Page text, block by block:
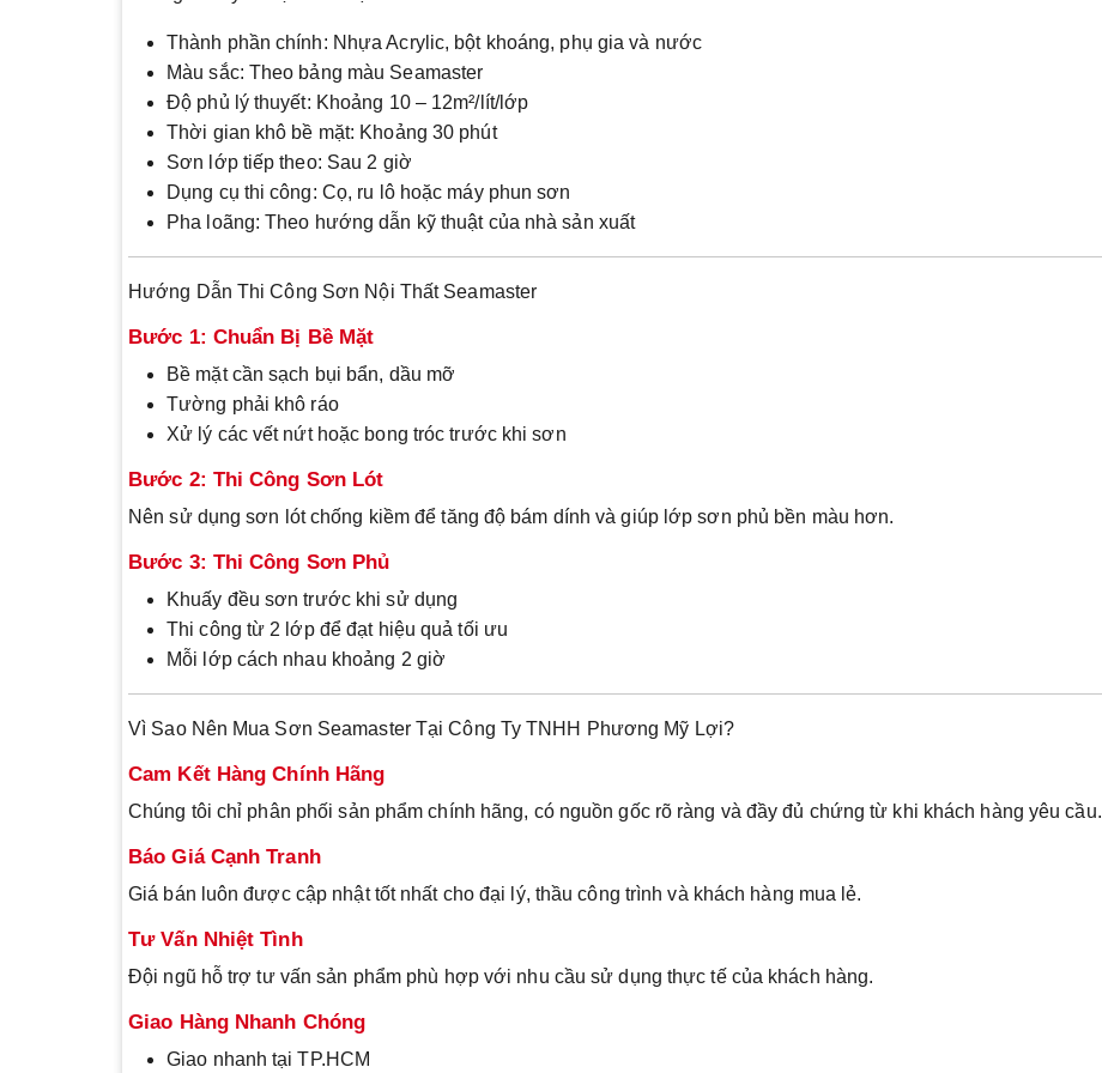
Thành phần chính: Nhựa Acrylic, bột khoáng, phụ gia và nước
Màu sắc: Theo bảng màu Seamaster
Độ phủ lý thuyết: Khoảng 10 – 12m²/lít/lớp
Thời gian khô bề mặt: Khoảng 30 phút
Sơn lớp tiếp theo: Sau 2 giờ
Dụng cụ thi công: Cọ, ru lô hoặc máy phun sơn
Pha loãng: Theo hướng dẫn kỹ thuật của nhà sản xuất
Hướng Dẫn Thi Công Sơn Nội Thất Seamaster
Bước 1: Chuẩn Bị Bề Mặt
Bề mặt cần sạch bụi bẩn, dầu mỡ
Tường phải khô ráo
Xử lý các vết nứt hoặc bong tróc trước khi sơn
Bước 2: Thi Công Sơn Lót
Nên sử dụng sơn lót chống kiềm để tăng độ bám dính và giúp lớp sơn phủ bền màu hơn.
Bước 3: Thi Công Sơn Phủ
Khuấy đều sơn trước khi sử dụng
Thi công từ 2 lớp để đạt hiệu quả tối ưu
Mỗi lớp cách nhau khoảng 2 giờ
Vì Sao Nên Mua Sơn Seamaster Tại Công Ty TNHH Phương Mỹ Lợi?
Cam Kết Hàng Chính Hãng
Chúng tôi chỉ phân phối sản phẩm chính hãng, có nguồn gốc rõ ràng và đầy đủ chứng từ khi khách hàng yêu cầu.
Báo Giá Cạnh Tranh
Giá bán luôn được cập nhật tốt nhất cho đại lý, thầu công trình và khách hàng mua lẻ.
Tư Vấn Nhiệt Tình
Đội ngũ hỗ trợ tư vấn sản phẩm phù hợp với nhu cầu sử dụng thực tế của khách hàng.
Giao Hàng Nhanh Chóng
Giao nhanh tại TP.HCM